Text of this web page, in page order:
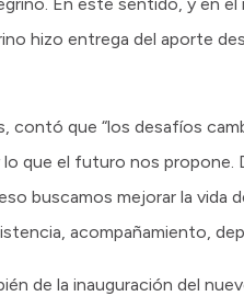
hizo entrega del aporte
que “los desafíos
que el futuro nos propone.
buscamos mejorar la vida
acompañamiento,
de la inauguración del